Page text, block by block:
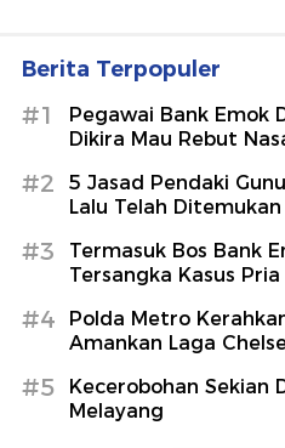
Berita Terpopuler
#1
Pegawai Bank Emok
Dikira Mau Rebut
#2
5 Jasad Pendaki
Lalu Telah Ditemukan
#3
Termasuk Bos Bank
Tersangka Kasus
#4
Polda Metro
Amankan Laga
#5
Kecerobohan Sekian
Melayang